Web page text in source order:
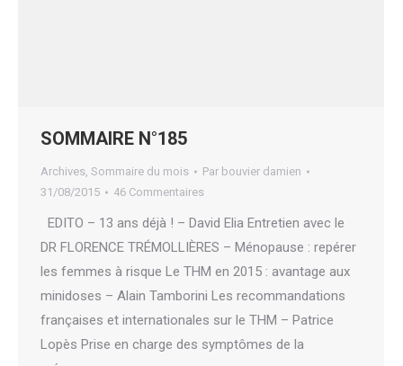
SOMMAIRE N°185
Archives, Sommaire du mois Par bouvier damien
31/08/2015
46 Commentaires
EDITO – 13 ans déjà ! – David Elia Entretien avec le
DR FLORENCE TRÉMOLLIÈRES – Ménopause : repérer
les femmes à risque Le THM en 2015 : avantage aux
minidoses – Alain Tamborini Les recommandations
françaises et internationales sur le THM – Patrice
Lopès Prise en charge des symptômes de la